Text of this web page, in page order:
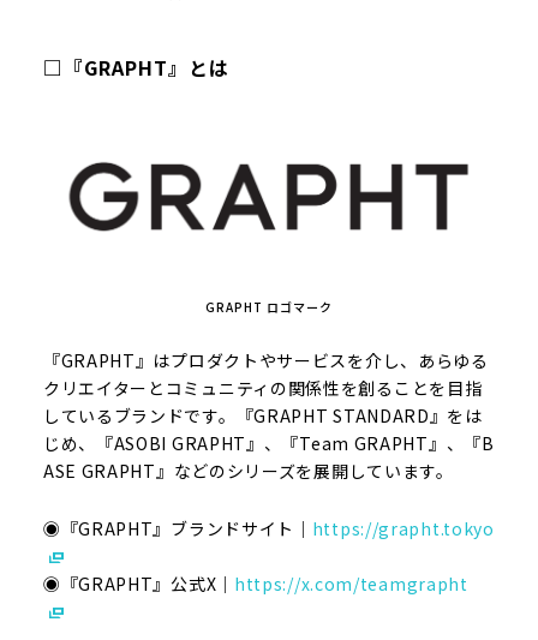
□『GRAPHT』とは
GRAPHT ロゴマーク
『GRAPHT』はプロダクトやサービスを介し、あらゆる
クリエイターとコミュニティの関係性を創ることを目指
しているブランドです。『GRAPHT STANDARD』をは
じめ、『ASOBI GRAPHT』、『Team GRAPHT』、『B
ASE GRAPHT』などのシリーズを展開しています。
◉『GRAPHT』ブランドサイト｜ https://grapht.tokyo
◉『GRAPHT』公式X｜ https://x.com/teamgrapht